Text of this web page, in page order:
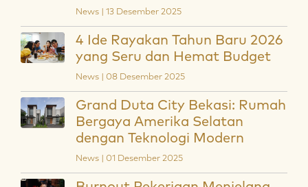
News | 13 Desember 2025
4 Ide Rayakan Tahun Baru 2026
yang Seru dan Hemat Budget
News | 08 Desember 2025
Grand Duta City Bekasi: Rumah
Bergaya Amerika Selatan
dengan Teknologi Modern
News | 01 Desember 2025